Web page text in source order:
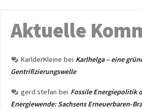
Aktuelle
KarlderKleine bei Karlhelga – eine
Gentrifizierungswelle
gerd stefan bei Fossile Energiepolitik
Energiewende: Sachsens Erneuerbaren-